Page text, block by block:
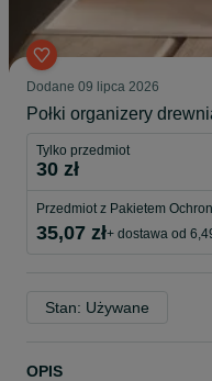
Dodane 09 lipca 2026
Połki organizery
Tylko przedmiot
30 zł
Przedmiot z Pakietem
35,07 zł+ dostawa od
Stan: Używane
OPIS